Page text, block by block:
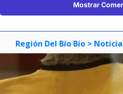
Mostrar
Región Del Bío Bío > Noticia